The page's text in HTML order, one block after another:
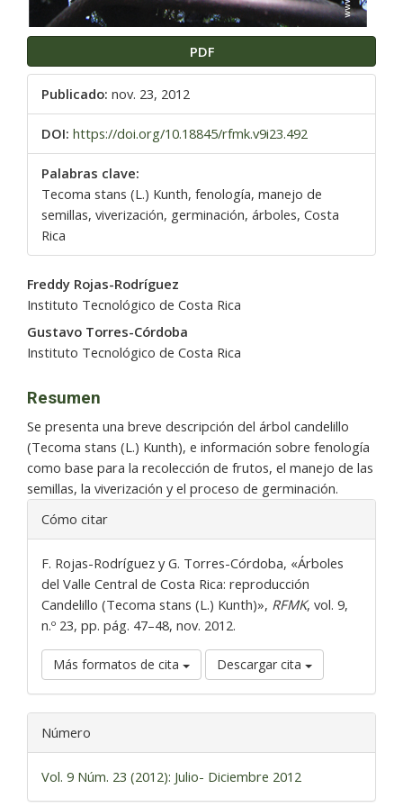
PDF
Publicado: nov. 23, 2012
DOI: https://doi.org/10.18845/rfmk.v9i23.492
Palabras clave:
Tecoma stans (L.) Kunth, fenología, manejo de
semillas, viverización, germinación, árboles, Costa
Rica
Contenido
principal
artículo
Freddy Rojas-Rodríguez
Instituto Tecnológico de Costa Rica
Gustavo Torres-Córdoba
Instituto Tecnológico de Costa Rica
Resumen
Se presenta una breve descripción del árbol candelillo
(Tecoma stans (L.) Kunth), e información sobre fenología
como base para la recolección de frutos, el manejo de las
semillas, la viverización y el proceso de germinación.
Detalles
del
artículo
Cómo citar
F. Rojas-Rodríguez y G. Torres-Córdoba, «Árboles
del Valle Central de Costa Rica: reproducción
Candelillo (Tecoma stans (L.) Kunth)», RFMK, vol. 9,
n.º 23, pp. pág. 47–48, nov. 2012.
Más formatos de cita Descargar cita
Número
Vol. 9 Núm. 23 (2012): Julio- Diciembre 2012